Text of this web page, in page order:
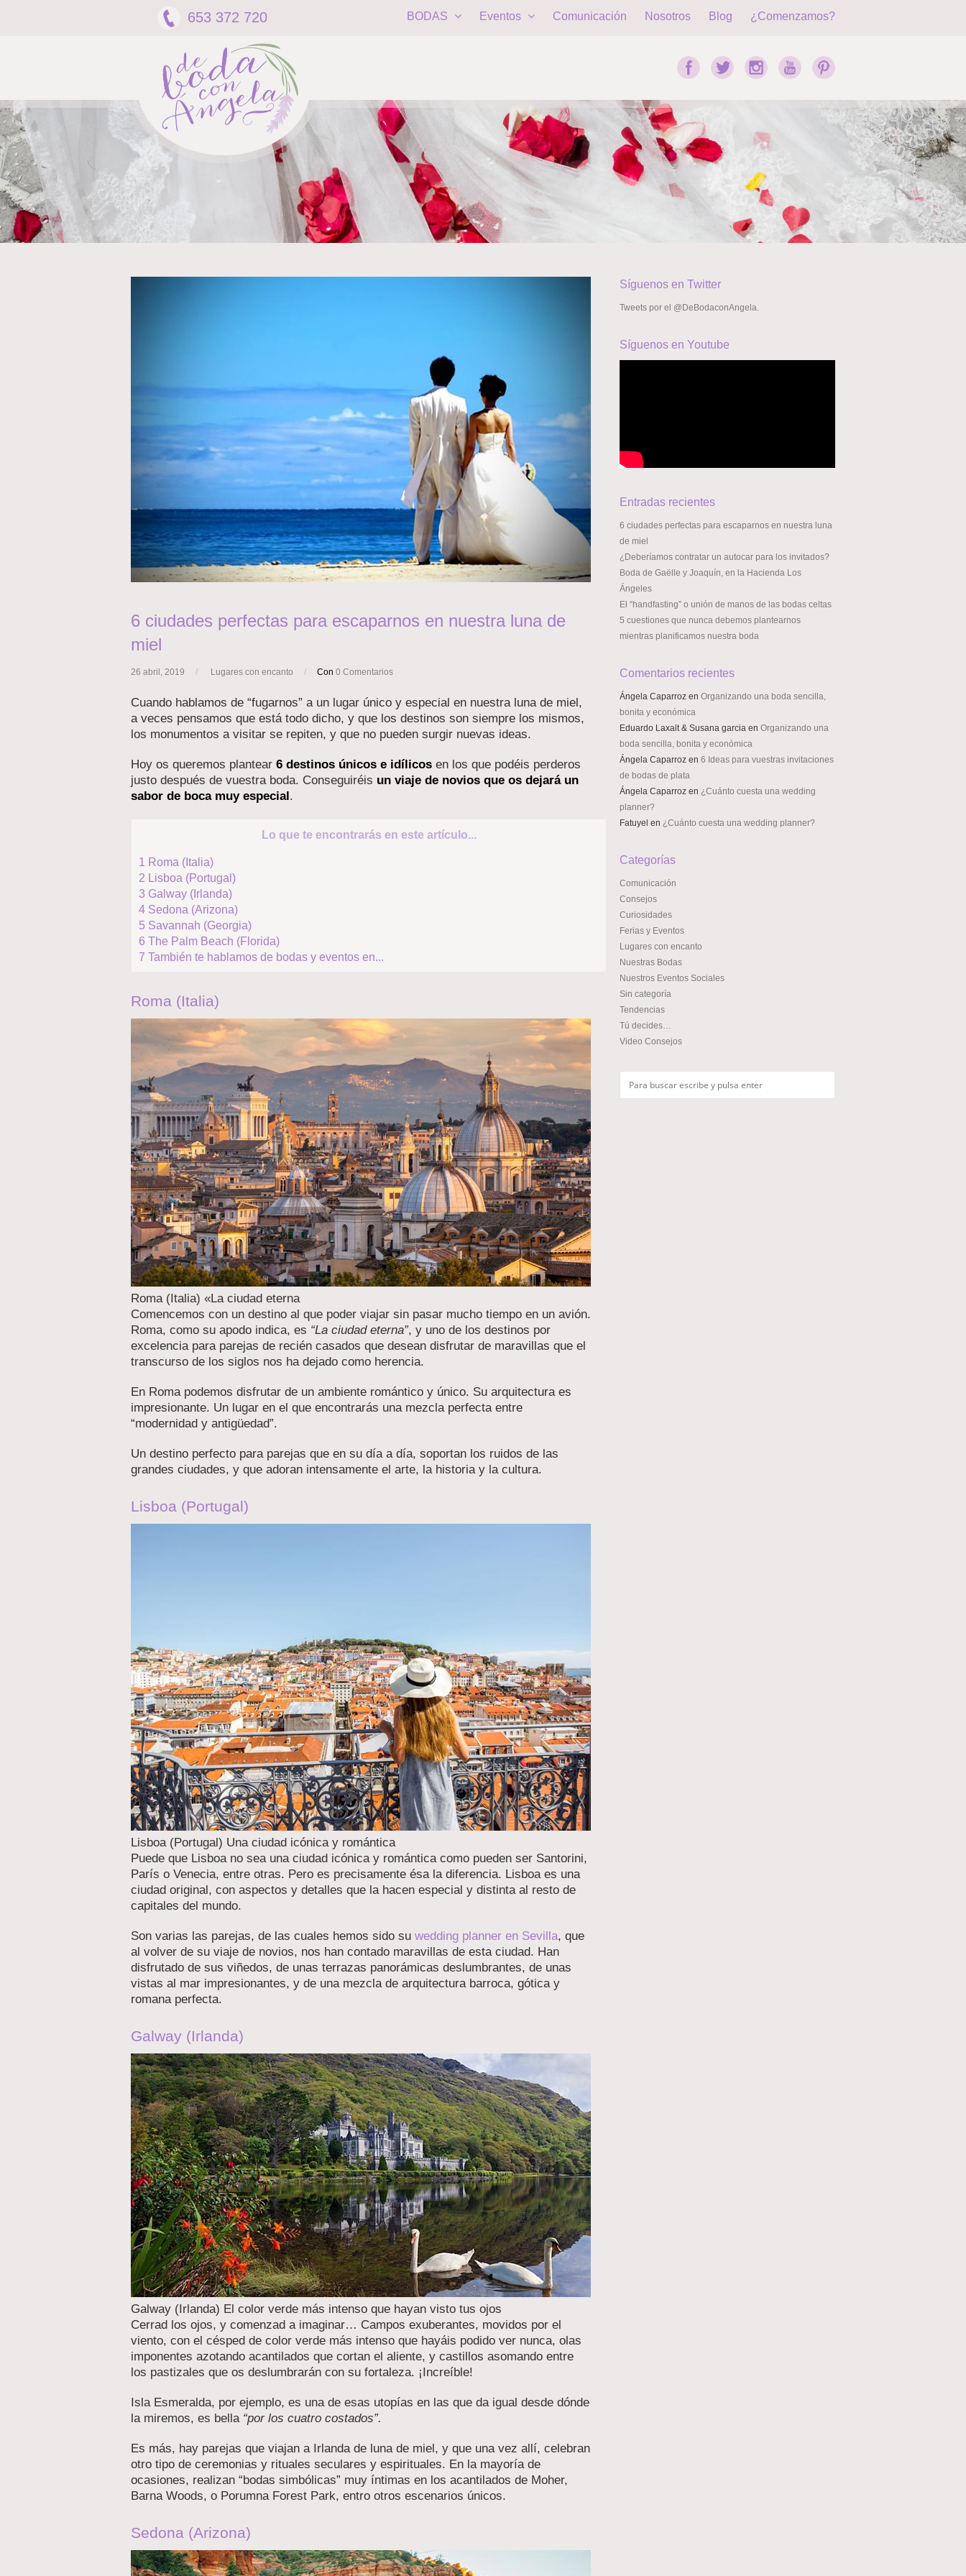
653 372 720 BODAS Eventos Comunicación Nosotros Blog ¿Comenzamos?
6 ciudades perfectas para escaparnos en nuestra luna de
miel
26 abril, 2019 / Lugares con encanto / Con 0 Comentarios
Cuando hablamos de “fugarnos” a un lugar único y especial en nuestra luna de miel,
a veces pensamos que está todo dicho, y que los destinos son siempre los mismos,
los monumentos a visitar se repiten, y que no pueden surgir nuevas ideas.
Hoy os queremos plantear 6 destinos únicos e idílicos en los que podéis perderos
justo después de vuestra boda. Conseguiréis un viaje de novios que os dejará un
sabor de boca muy especial.
Lo que te encontrarás en este artículo...
1 Roma (Italia)
2 Lisboa (Portugal)
3 Galway (Irlanda)
4 Sedona (Arizona)
5 Savannah (Georgia)
6 The Palm Beach (Florida)
7 También te hablamos de bodas y eventos en...
Roma (Italia)
Roma (Italia) «La ciudad eterna
Comencemos con un destino al que poder viajar sin pasar mucho tiempo en un avión.
Roma, como su apodo indica, es “La ciudad eterna”, y uno de los destinos por
excelencia para parejas de recién casados que desean disfrutar de maravillas que el
transcurso de los siglos nos ha dejado como herencia.
En Roma podemos disfrutar de un ambiente romántico y único. Su arquitectura es
impresionante. Un lugar en el que encontrarás una mezcla perfecta entre
“modernidad y antigüedad”.
Un destino perfecto para parejas que en su día a día, soportan los ruidos de las
grandes ciudades, y que adoran intensamente el arte, la historia y la cultura.
Lisboa (Portugal)
Lisboa (Portugal) Una ciudad icónica y romántica
Puede que Lisboa no sea una ciudad icónica y romántica como pueden ser Santorini,
París o Venecia, entre otras. Pero es precisamente ésa la diferencia. Lisboa es una
ciudad original, con aspectos y detalles que la hacen especial y distinta al resto de
capitales del mundo.
Son varias las parejas, de las cuales hemos sido su wedding planner en Sevilla, que
al volver de su viaje de novios, nos han contado maravillas de esta ciudad. Han
disfrutado de sus viñedos, de unas terrazas panorámicas deslumbrantes, de unas
vistas al mar impresionantes, y de una mezcla de arquitectura barroca, gótica y
romana perfecta.
Galway (Irlanda)
Galway (Irlanda) El color verde más intenso que hayan visto tus ojos
Cerrad los ojos, y comenzad a imaginar… Campos exuberantes, movidos por el
viento, con el césped de color verde más intenso que hayáis podido ver nunca, olas
imponentes azotando acantilados que cortan el aliente, y castillos asomando entre
los pastizales que os deslumbrarán con su fortaleza. ¡Increíble!
Isla Esmeralda, por ejemplo, es una de esas utopías en las que da igual desde dónde
la miremos, es bella “por los cuatro costados”.
Es más, hay parejas que viajan a Irlanda de luna de miel, y que una vez allí, celebran
otro tipo de ceremonias y rituales seculares y espirituales. En la mayoría de
ocasiones, realizan “bodas simbólicas” muy íntimas en los acantilados de Moher,
Barna Woods, o Porumna Forest Park, entro otros escenarios únicos.
Sedona (Arizona)
Síguenos en Twitter
Tweets por el @DeBodaconAngela.
Síguenos en Youtube
Entradas recientes
6 ciudades perfectas para escaparnos en nuestra luna
de miel
¿Deberíamos contratar un autocar para los invitados?
Boda de Gaëlle y Joaquín, en la Hacienda Los
Ángeles
El “handfasting” o unión de manos de las bodas celtas
5 cuestiones que nunca debemos plantearnos
mientras planificamos nuestra boda
Comentarios recientes
Ángela Caparroz en Organizando una boda sencilla,
bonita y económica
Eduardo Laxalt & Susana garcia en Organizando una
boda sencilla, bonita y económica
Ángela Caparroz en 6 Ideas para vuestras invitaciones
de bodas de plata
Ángela Caparroz en ¿Cuánto cuesta una wedding
planner?
Fatuyel en ¿Cuánto cuesta una wedding planner?
Categorías
Comunicación
Consejos
Curiosidades
Ferias y Eventos
Lugares con encanto
Nuestras Bodas
Nuestros Eventos Sociales
Sin categoría
Tendencias
Tú decides…
Video Consejos